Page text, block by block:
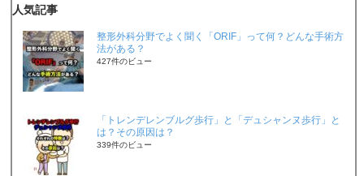
人気記事
整形外科分野でよく聞く「ORIF」って何？どんな手術方
法がある？
427件のビュー
「トレンデレンブルグ歩行」と「デュシャンヌ歩行」と
は？その原因は？
339件のビュー